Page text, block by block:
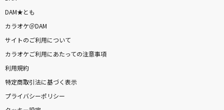
DAM★とも
カラオケ＠DAM
サイトのご利用について
カラオケご利用にあたっての注意事項
利用規約
特定商取引法に基づく表示
プライバシーポリシー